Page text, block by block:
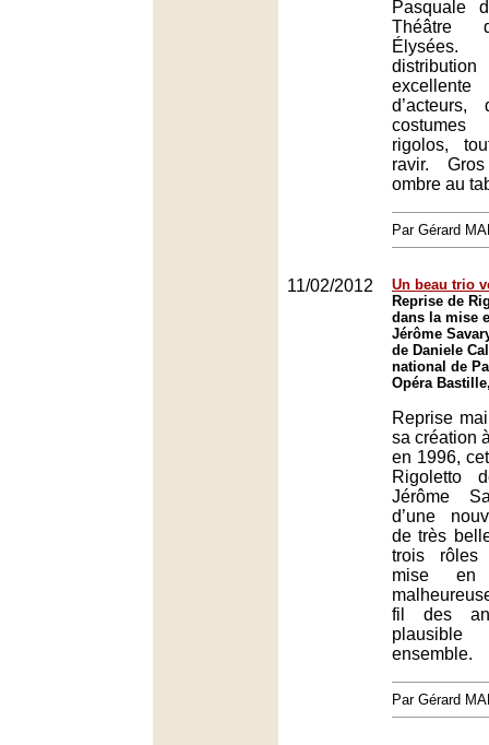
Pasquale
Théâtre
rigolos,
ravir.
ombre au
Par Gérard
11/02/2012
Un beau trio
Reprise de
dans la mise
Jérôme
de Daniele
national de
Opéra
Reprise
sa création
en 1996,
Rigoletto
Jérôme
d’une
de très
trois rôles
mise en
fil des
ensemble.
Par Gérard